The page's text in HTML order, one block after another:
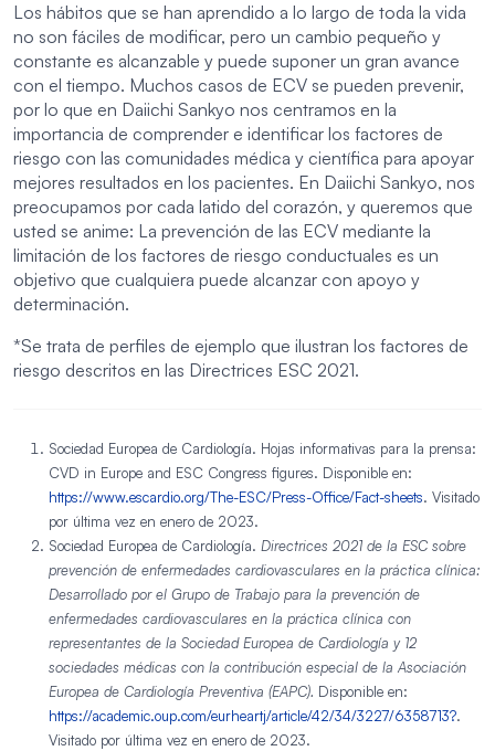
Los hábitos que se han aprendido a lo largo de toda la vida
no son fáciles de modificar, pero un cambio pequeño y
constante es alcanzable y puede suponer un gran avance
con el tiempo. Muchos casos de ECV se pueden prevenir,
por lo que en Daiichi Sankyo nos centramos en la
importancia de comprender e identificar los factores de
riesgo con las comunidades médica y científica para apoyar
mejores resultados en los pacientes. En Daiichi Sankyo, nos
preocupamos por cada latido del corazón, y queremos que
usted se anime: La prevención de las ECV mediante la
limitación de los factores de riesgo conductuales es un
objetivo que cualquiera puede alcanzar con apoyo y
determinación.
*Se trata de perfiles de ejemplo que ilustran los factores de
riesgo descritos en las Directrices ESC 2021.
Sociedad Europea de Cardiología. Hojas informativas para la prensa:
CVD in Europe and ESC Congress figures. Disponible en:
https://www.escardio.org/The-ESC/Press-Office/Fact-sheets. Visitado
por última vez en enero de 2023.
Sociedad Europea de Cardiología. Directrices 2021 de la ESC sobre
prevención de enfermedades cardiovasculares en la práctica clínica:
Desarrollado por el Grupo de Trabajo para la prevención de
enfermedades cardiovasculares en la práctica clínica con
representantes de la Sociedad Europea de Cardiología y 12
sociedades médicas con la contribución especial de la Asociación
Europea de Cardiología Preventiva (EAPC). Disponible en:
https://academic.oup.com/eurheartj/article/42/34/3227/6358713?.
Visitado por última vez en enero de 2023.